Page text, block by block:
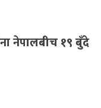
नेपालबीच १९ बुँदे